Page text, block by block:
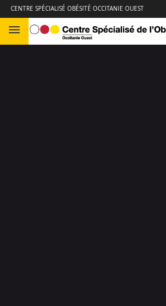
Aller
au
Accès
directs
CENTRE SPÉCIALISÉ OBÉSITÉ OCCITANIE OUEST